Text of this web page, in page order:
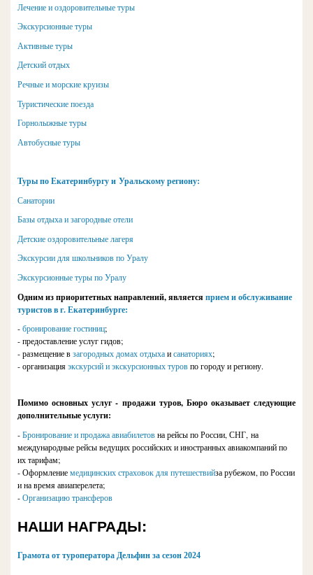
Лечение и оздоровительные туры
Экскурсионные туры
Активные туры
Детский отдых
Речные и морские круизы
Туристические поезда
Горнолыжные туры
Автобусные туры
Туры по Екатеринбургу и Уральскому региону:
Санатории
Базы отдыха и загородные отели
Детские оздоровительные лагеря
Экскурсии для школьников по Уралу
Экскурсионные туры по Уралу
Одним из приоритетных направлений, является прием и обслуживание
туристов в г. Екатеринбурге:
-бронирование гостиниц;
- предоставление услуг гидов;
- размещение взагородных домах отдыхаисанаториях;
- организацияэкскурсий и экскурсионных туровпо городу и региону.
Помимо основных услуг - продажи туров, Бюро оказывает следующие
дополнительные услуги:
-Бронирование и продажа авиабилетовна рейсы по России, СНГ, на
международные рейсы ведущих российских и иностранных авиакомпаний по
их тарифам;
- Оформлениемедицинских страховок для путешествийза рубежом, по России
и на время авиаперелета;
-Организацию трансферов
НАШИ НАГРАДЫ:
Грамота от туроператора Дельфин за сезон 2024